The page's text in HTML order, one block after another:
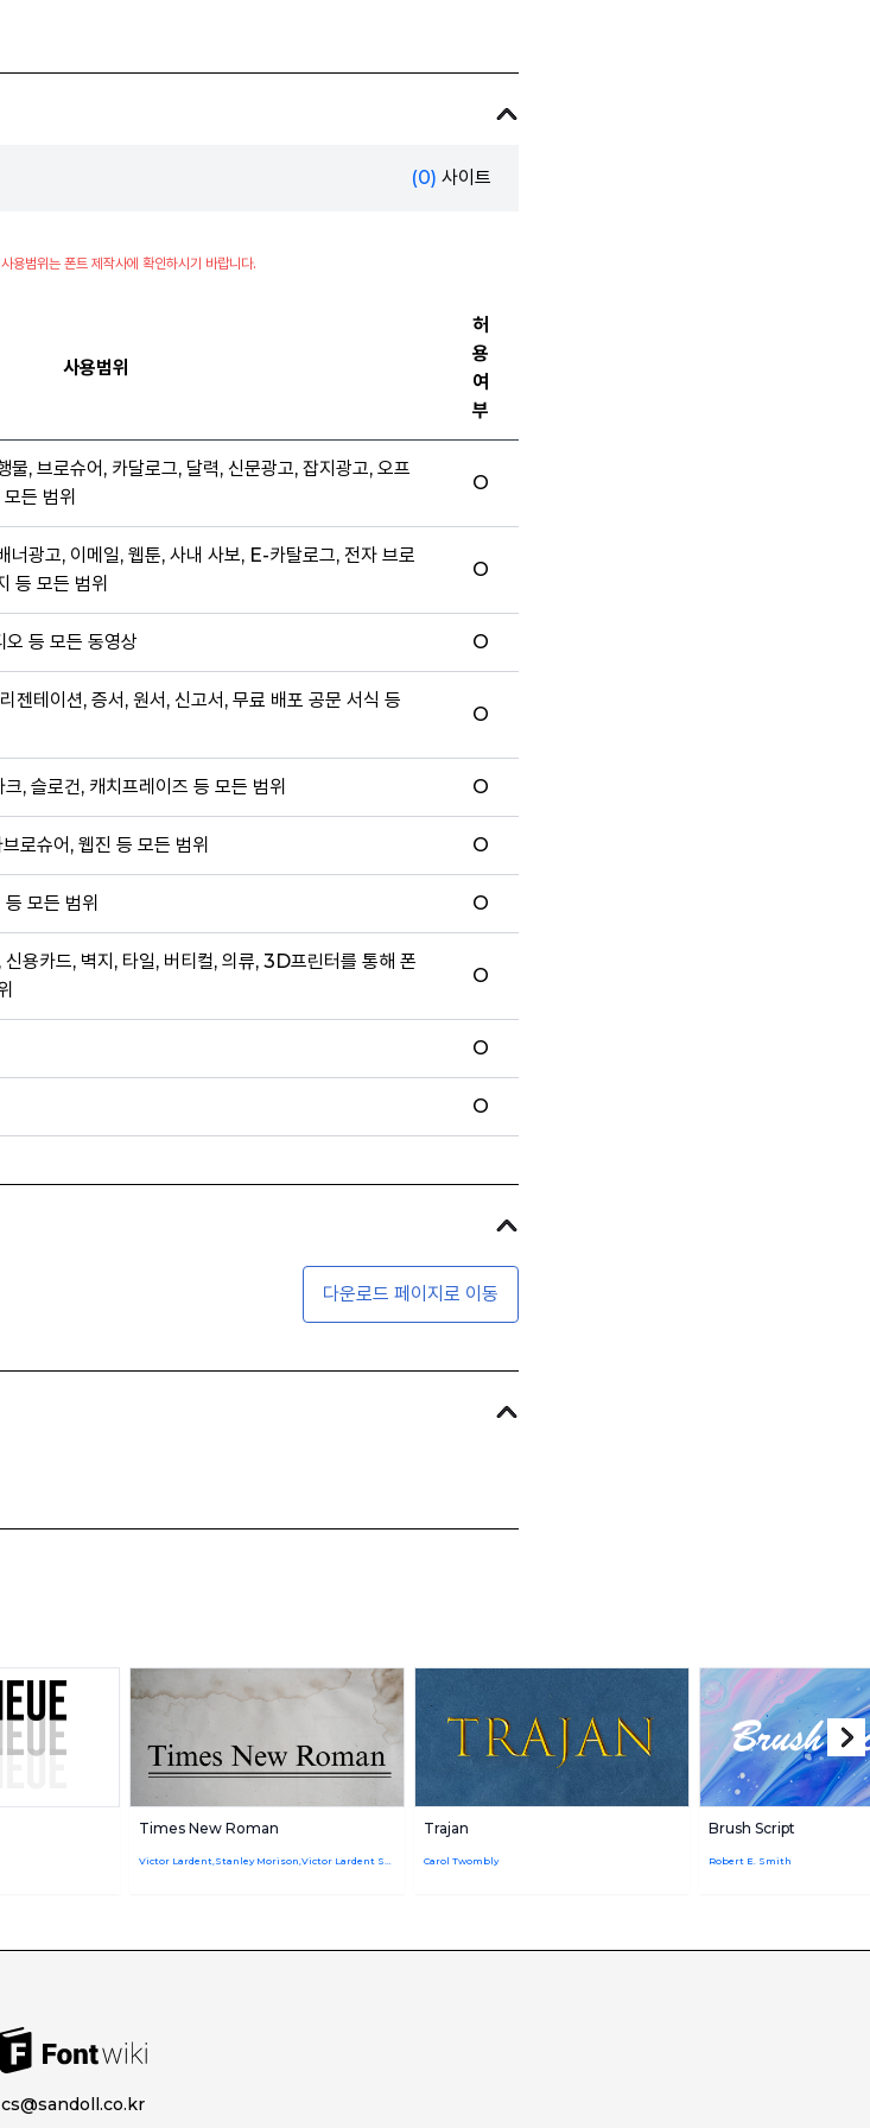
(0) 사이트
용범위는 폰트 제작사에 확인하시기 바랍니다.
사용범위
허
용
여
부
물, 브로슈어, 카달로그, 달력, 신문광고, 잡지광고, 오프
든 범위
O
너광고, 이메일, 웹툰, 사내 사보, E-카탈로그, 전자 브로
등 모든 범위
O
오 등 모든 동영상 O
젠테이션, 증서, 원서, 신고서, 무료 배포 공문 서식 등
O
, 슬로건, 캐치프레이즈 등 모든 범위 O
로슈어, 웹진 등 모든 범위 O
모든 범위 O
용카드, 벽지, 타일, 버티컬, 의류, 3D프린터를 통해 폰
O
O
O
다운로드 페이지로 이동
Times New Roman Trajan
Carol Twombly
Brush Script
Robert E. Smith
cs@sandoll.co.kr